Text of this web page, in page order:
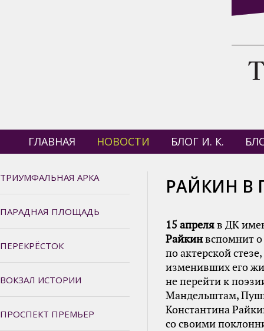
ГЛАВНАЯ НОВОСТИ БЛОГ И. К.
ТРИУМФАЛЬНАЯ АРКА
ПАРАДНАЯ ПЛОЩАДЬ
ПЕРЕКРЁСТОК
ВОКЗАЛ ИСТОРИИ
ПРОСПЕКТ ПРЕМЬЕР
РАЙКИН В
15 апреляв ДК
Райкинвспомнит о
по актерской
изменивших его
не перейти к
Мандельштам,
Константина
со своими